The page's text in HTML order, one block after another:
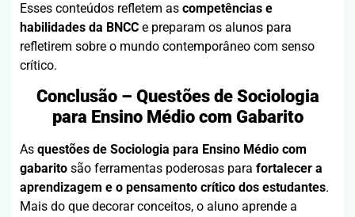
Esses conteúdos refletem as competências e
habilidades da BNCC e preparam os alunos para
refletirem sobre o mundo contemporâneo com senso
crítico.
Conclusão – Questões de Sociologia
para Ensino Médio com Gabarito
As questões de Sociologia para Ensino Médio com
gabarito são ferramentas poderosas para fortalecer a
aprendizagem e o pensamento crítico dos estudantes.
Mais do que decorar conceitos, o aluno aprende a